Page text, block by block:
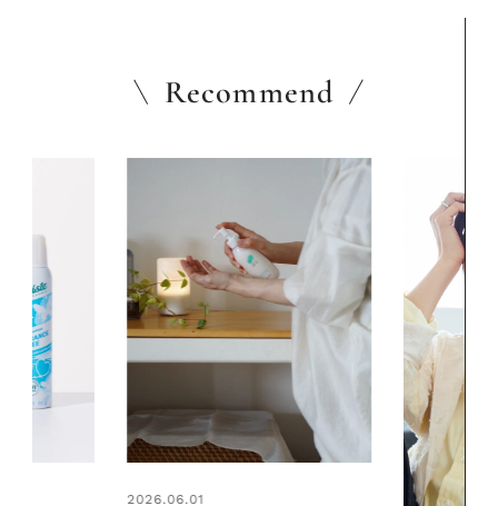
Recommend
2026.06.01